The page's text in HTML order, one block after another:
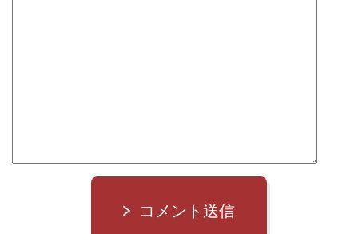
コメント送信